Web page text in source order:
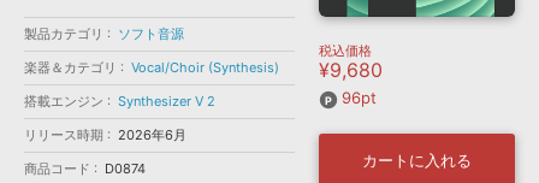
ソフトウェア／ツール »
DAW »
特集 »
ニュースレター »
SONICWIREブログ »
製品サポート情報 »
DTMガイド »
FAQ »
音楽カード
ソフト音源 プラグイン・エフェクト
ソフトウェア／ツール 効果音
メーカー
エンジン
製品カテゴリ
ソフト音源
楽器＆カテゴリ
Vocal/Choir (Synthesis)
搭載エンジン
Synthesizer V 2
リリース時期
2026年6月
商品コード
D0874
税込価格
¥9,680
96pt
カートに入れる